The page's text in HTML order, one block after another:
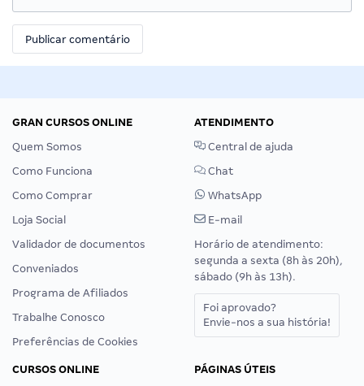
GRAN CURSOS ONLINE
Quem Somos
Como Funciona
Como Comprar
Loja Social
Validador de documentos
Conveniados
Programa de Afiliados
Trabalhe Conosco
Preferências de Cookies
ATENDIMENTO
Central de ajuda
Chat
WhatsApp
E-mail
Horário de atendimento:
segunda a sexta (8h às 20h),
sábado (9h às 13h).
Foi aprovado?
Envie-nos a sua história!
CURSOS ONLINE
PÁGINAS ÚTEIS